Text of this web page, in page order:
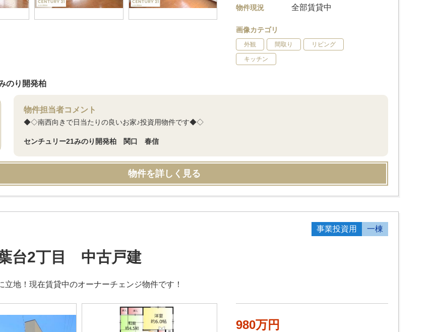
物件現況 全部賃貸中
画像カテゴリ
外観 間取り リビング
キッチン
のり開発柏
物件担当者コメント
◆◇南西向きで日当たりの良いお家♪投資用物件です◆◇
センチュリー21みのり開発柏 関口 春信
物件を詳しく見る
事業投資用 一棟
台2丁目 中古戸建
立地！現在賃貸中のオーナーチェンジ物件です！
980万円